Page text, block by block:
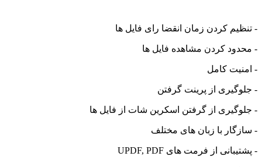
- تنظیم کردن زمان انقضا رای فایل ها
- محدود کردن مشاهده فایل ها
- امنیت کامل
- جلوگیری از پرینت گرفتن
- جلوگیری از گرفتن اسکرین شات از فایل ها
- سازگار با زبان های مختلف
- پشتیبانی از فرمت های UPDF, PDF